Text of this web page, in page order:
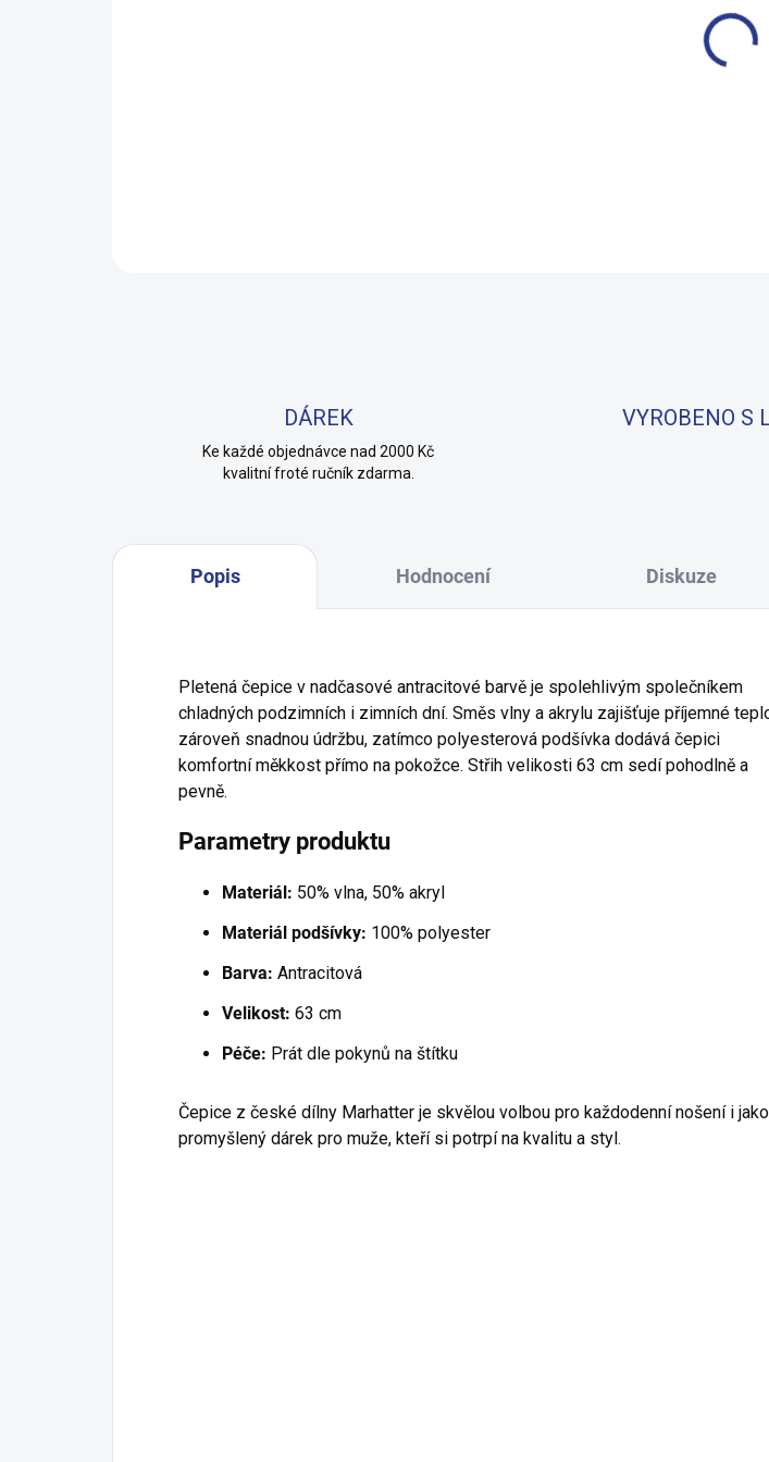
DÁREK
Ke každé objednávce nad 2000 Kč
kvalitní froté ručník zdarma.
VYROBENO S
Popis Hodnocení Diskuze
Pletená čepice v nadčasové antracitové barvě je spolehlivým společníkem
chladných podzimních i zimních dní. Směs vlny a akrylu zajišťuje příjemné
zároveň snadnou údržbu, zatímco polyesterová podšívka dodává čepici
komfortní měkkost přímo na pokožce. Střih velikosti 63 cm sedí pohodlně a
pevně.
Parametry produktu
Materiál: 50% vlna, 50% akryl
Materiál podšívky: 100% polyester
Barva: Antracitová
Velikost: 63 cm
Péče: Prát dle pokynů na štítku
Čepice z české dílny Marhatter je skvělou volbou pro každodenní nošení i jako
promyšlený dárek pro muže, kteří si potrpí na kvalitu a styl.